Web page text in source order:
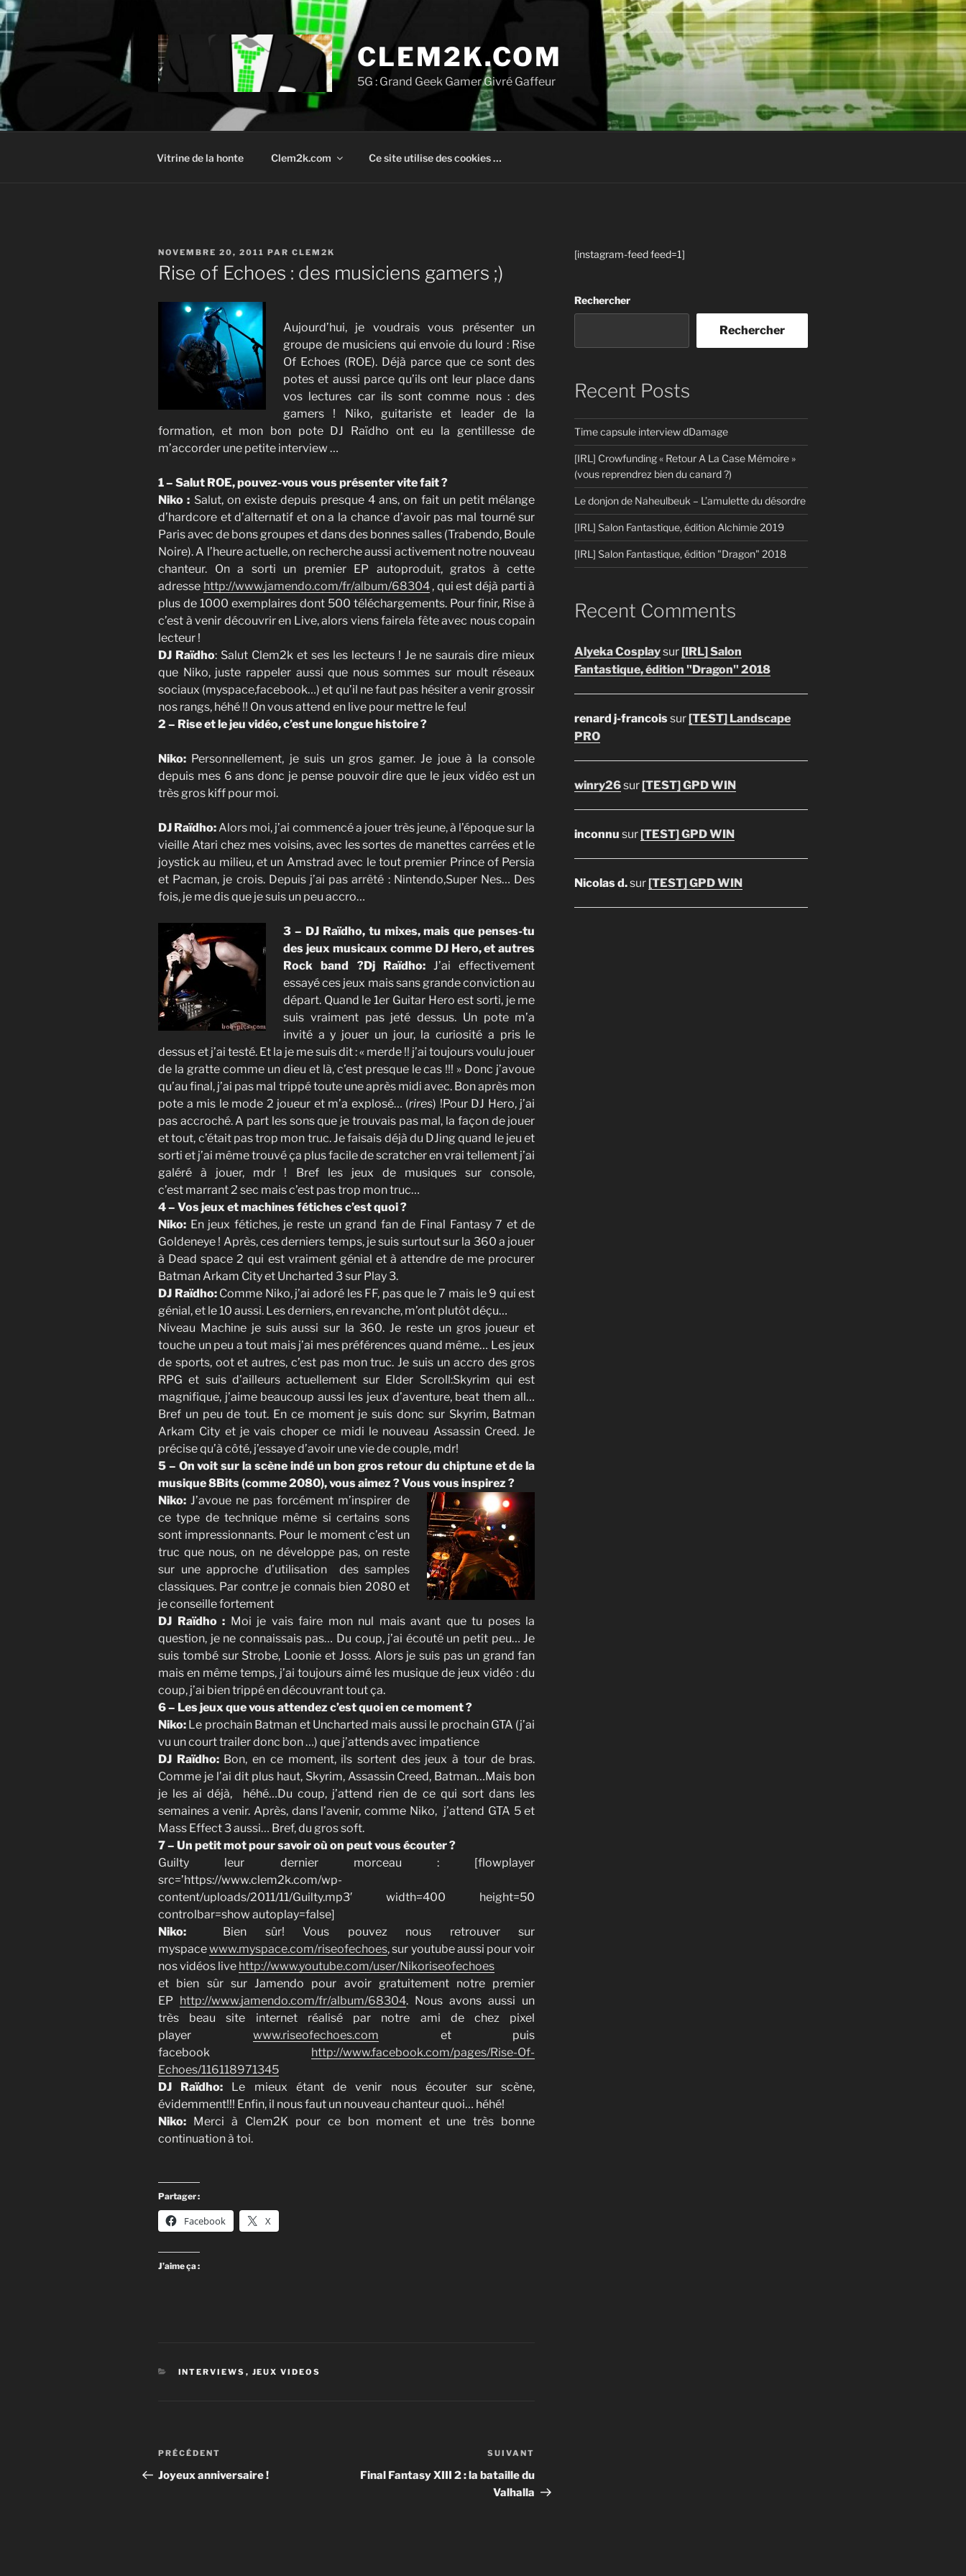
Aller
au
contenu
principal
CLEM2K.COM
5G : Grand Geek Gamer Givré Gaffeur
Vitrine de la honte Clem2k.com Ce site utilise des cookies …
PUBLIÉ
LE
NOVEMBRE 20, 2011 PAR CLEM2K
Rise of Echoes : des musiciens gamers ;)
Aujourd’hui, je voudrais vous présenter un
groupe de musiciens qui envoie du lourd : Rise
Of Echoes (ROE). Déjà parce que ce sont des
potes et aussi parce qu’ils ont leur place dans
vos lectures car ils sont comme nous : des
gamers ! Niko, guitariste et leader de la
formation, et mon bon pote DJ Raïdho ont eu la gentillesse de
m’accorder une petite interview …
1 – Salut ROE, pouvez-vous vous présenter vite fait ?
Niko : Salut, on existe depuis presque 4 ans, on fait un petit mélange
d’hardcore et d’alternatif et on a la chance d’avoir pas mal tourné sur
Paris avec de bons groupes et dans des bonnes salles (Trabendo, Boule
Noire). A l’heure actuelle, on recherche aussi activement notre nouveau
chanteur. On a sorti un premier EP autoproduit, gratos à cette
adresse http://www.jamendo.com/fr/album/68304, qui est déjà parti à
plus de 1000 exemplaires dont 500 téléchargements. Pour finir, Rise à
c’est à venir découvrir en Live, alors viens fairela fête avec nous copain
lecteur !
DJ Raïdho: Salut Clem2k et ses les lecteurs ! Je ne saurais dire mieux
que Niko, juste rappeler aussi que nous sommes sur moult réseaux
sociaux (myspace,facebook…) et qu’il ne faut pas hésiter a venir grossir
nos rangs, héhé !! On vous attend en live pour mettre le feu!
2 – Rise et le jeu vidéo, c’est une longue histoire ?
Niko: Personnellement, je suis un gros gamer. Je joue à la console
depuis mes 6 ans donc je pense pouvoir dire que le jeux vidéo est un
très gros kiff pour moi.
DJ Raïdho:Alors moi, j’ai commencé a jouer très jeune, à l’époque sur la
vieille Atari chez mes voisins, avec les sortes de manettes carrées et le
joystick au milieu, et un Amstrad avec le tout premier Prince of Persia
et Pacman, je crois. Depuis j’ai pas arrêté : Nintendo,Super Nes… Des
fois, je me dis que je suis un peu accro…
3 – DJ Raïdho, tu mixes, mais que penses-tu
des jeux musicaux comme DJ Hero, et autres
Rock band ?Dj Raïdho:J’ai effectivement
essayé ces jeux mais sans grande conviction au
départ. Quand le 1er Guitar Hero est sorti, je me
suis vraiment pas jeté dessus. Un pote m’a
invité a y jouer un jour, la curiosité a pris le
dessus et j’ai testé. Et la je me suis dit : « merde !! j’ai toujours voulu jouer
de la gratte comme un dieu et là, c’est presque le cas !!! » Donc j’avoue
qu’au final, j’ai pas mal trippé toute une après midi avec. Bon après mon
pote a mis le mode 2 joueur et m’a explosé… (rires) !Pour DJ Hero, j’ai
pas accroché. A part les sons que je trouvais pas mal, la façon de jouer
et tout, c’était pas trop mon truc. Je faisais déjà du DJing quand le jeu et
sorti et j’ai même trouvé ça plus facile de scratcher en vrai tellement j’ai
galéré à jouer, mdr ! Bref les jeux de musiques sur console,
c’est marrant 2 sec mais c’est pas trop mon truc…
4 – Vos jeux et machines fétiches c’est quoi ?
Niko: En jeux fétiches, je reste un grand fan de Final Fantasy 7 et de
Goldeneye ! Après, ces derniers temps, je suis surtout sur la 360 a jouer
à Dead space 2 qui est vraiment génial et à attendre de me procurer
Batman Arkam City et Uncharted 3 sur Play 3.
DJ Raïdho: Comme Niko, j’ai adoré les FF, pas que le 7 mais le 9 qui est
génial, et le 10 aussi. Les derniers, en revanche, m’ont plutôt déçu…
Niveau Machine je suis aussi sur la 360. Je reste un gros joueur et
touche un peu a tout mais j’ai mes préférences quand même… Les jeux
de sports, oot et autres, c’est pas mon truc. Je suis un accro des gros
RPG et suis d’ailleurs actuellement sur Elder Scroll:Skyrim qui est
magnifique, j’aime beaucoup aussi les jeux d’aventure, beat them all…
Bref un peu de tout. En ce moment je suis donc sur Skyrim, Batman
Arkam City et je vais choper ce midi le nouveau Assassin Creed. Je
précise qu’à côté, j’essaye d’avoir une vie de couple, mdr!
5 – On voit sur la scène indé un bon gros retour du chiptune et de la
musique 8Bits (comme 2080), vous aimez ? Vous vous inspirez ?
Niko:J’avoue ne pas forcément m’inspirer de
ce type de technique même si certains sons
sont impressionnants. Pour le moment c’est un
truc que nous, on ne développe pas, on reste
sur une approche d’utilisation des samples
classiques. Par contr,e je connais bien 2080 et
je conseille fortement
DJ Raïdho : Moi je vais faire mon nul mais avant que tu poses la
question, je ne connaissais pas… Du coup, j’ai écouté un petit peu… Je
suis tombé sur Strobe, Loonie et Josss. Alors je suis pas un grand fan
mais en même temps, j’ai toujours aimé les musique de jeux vidéo : du
coup, j’ai bien trippé en découvrant tout ça.
6 – Les jeux que vous attendez c’est quoi en ce moment ?
Niko: Le prochain Batman et Uncharted mais aussi le prochain GTA (j’ai
vu un court trailer donc bon …) que j’attends avec impatience
DJ Raïdho: Bon, en ce moment, ils sortent des jeux à tour de bras.
Comme je l’ai dit plus haut, Skyrim, Assassin Creed, Batman…Mais bon
je les ai déjà, héhé…Du coup, j’attend rien de ce qui sort dans les
semaines a venir. Après, dans l’avenir, comme Niko, j’attend GTA 5 et
Mass Effect 3 aussi… Bref, du gros soft.
7 – Un petit mot pour savoir où on peut vous écouter ?
Guilty leur dernier morceau : [flowplayer
src=’https://www.clem2k.com/wp-
content/uploads/2011/11/Guilty.mp3′ width=400 height=50
controlbar=show autoplay=false]
Niko:
Bien sûr! Vous pouvez nous retrouver sur
myspacewww.myspace.com/riseofechoes, sur youtube aussi pour voir
nos vidéos live http://www.youtube.com/user/Nikoriseofechoes
et bien sûr sur Jamendo pour avoir gratuitement notre premier
EP http://www.jamendo.com/fr/album/68304. Nous avons aussi un
très beau site internet réalisé par notre ami de chez pixel
player www.riseofechoes.com et puis
facebook http://www.facebook.com/pages/Rise-Of-
Echoes/116118971345
DJ Raïdho: Le mieux étant de venir nous écouter sur scène,
évidemment!!! Enfin, il nous faut un nouveau chanteur quoi… héhé!
Niko:
Merci à Clem2K pour ce bon moment et une très bonne
continuation à toi.
Partager :
Facebook X
J’aime ça :
CATÉGORIES
INTERVIEWS , JEUX VIDEOS
Navigation
de
Article
précédent
PRÉCÉDENT
Joyeux anniversaire !
suivant
SUIVANT
Final Fantasy XIII 2 : la bataille du
Valhalla
[instagram-feed feed=1]
Rechercher
Rechercher
Recent Posts
Time capsule interview dDamage
[IRL] Crowfunding « Retour A La Case Mémoire »
(vous reprendrez bien du canard ?)
Le donjon de Naheulbeuk – L’amulette du désordre
[IRL] Salon Fantastique, édition Alchimie 2019
[IRL] Salon Fantastique, édition "Dragon" 2018
Recent Comments
Alyeka Cosplaysur [IRL] Salon
Fantastique, édition "Dragon" 2018
renard j-francoissur [TEST] Landscape
PRO
winry26sur [TEST] GPD WIN
inconnu sur [TEST] GPD WIN
Nicolas d.sur [TEST] GPD WIN